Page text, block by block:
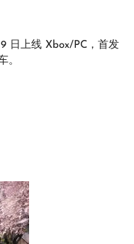
日上线 Xbox/PC，首发
。